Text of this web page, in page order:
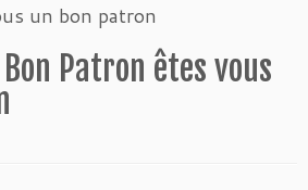
un bon patron
Patron êtes vous